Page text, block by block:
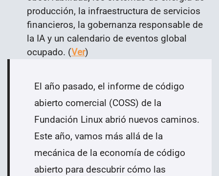
producción, la infraestructura de servicios
financieros, la gobernanza responsable de
la IA y un calendario de eventos global
ocupado. (Ver)
El año pasado, el informe de código
abierto comercial (COSS) de la
Fundación Linux abrió nuevos caminos.
Este año, vamos más allá de la
mecánica de la economía de código
abierto para descubrir cómo las